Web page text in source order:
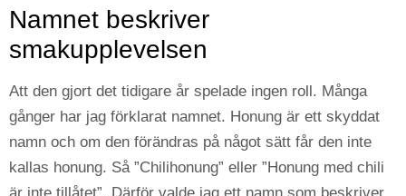
Namnet beskriver
smakupplevelsen
Att den gjort det tidigare år spelade ingen roll. Många
gånger har jag förklarat namnet. Honung är ett skyddat
namn och om den förändras på något sätt får den inte
kallas honung. Så ”Chilihonung” eller ”Honung med chili